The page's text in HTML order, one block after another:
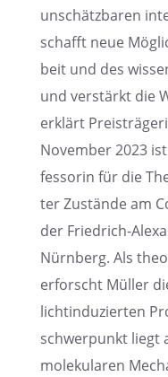
unschätz­ba­ren
schafft neue
beit und des
und verstärkt die
erklärt
Novem­ber 2023
fes­so­rin für die
ter Zustände am
der Fried­rich-
Nürnberg. Als
erforscht Müller
licht­in­du­zier­ten
schwer­punkt liegt
moleku­la­ren